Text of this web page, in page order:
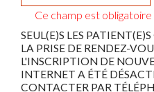
Ce champ est obligatoire
MOT DE PASSE OUBLIÉ